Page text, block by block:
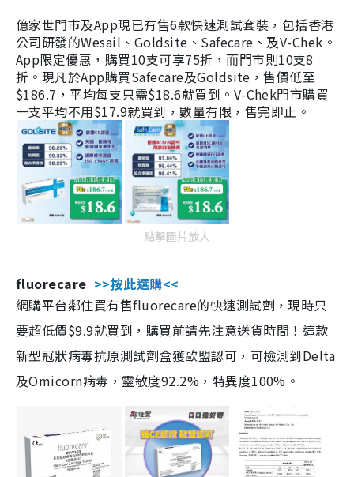
億家世門市及App現已有售6款快速測試套裝，包括香港
公司研發的Wesail、Goldsite、Safecare、及V-Chek。
App限定優惠，購買10支可享75折，而門市則10支8
折。現凡於App購買Safecare及Goldsite，售價低至
$186.7，平均每支只需$18.6就買到。V-Chek門市購買
一支平均不用$17.9就買到，數量有限，售完即止。
點擊圖片放大
fluorecare >>按此選購<<
網購平台鄰住買有售fluorecare的快速測試劑，現時只
要超低價$9.9就買到，購買前請先注意送貨時間！這款
新型冠狀病毒抗原測試劑盒獲歐盟認可，可檢測到Delta
及Omicorn病毒，靈敏度92.2%，特異度100%。